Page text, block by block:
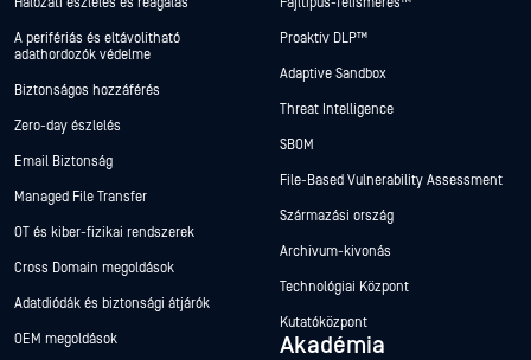
A perifériás és eltávolítható
adathordozók védelme
Biztonságos hozzáférés
Zero-day észlelés
Email Biztonság
Managed File Transfer
OT és kiber-fizikai rendszerek
Cross Domain megoldások
Adatdiódák és biztonsági átjárók
OEM megoldások
Proaktív DLP™
Adaptive Sandbox
Threat Intelligence
SBOM
File-Based Vulnerability Assessment
Származási ország
Archívum-kivonás
Technológiai Központ
Kutatóközpont
Akadémia